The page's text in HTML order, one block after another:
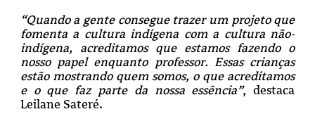
“Quando a gente consegue trazer um projeto que
fomenta a cultura indígena com a cultura não-
indígena, acreditamos que estamos fazendo o
nosso papel enquanto professor. Essas crianças
estão mostrando quem somos, o que acreditamos
e o que faz parte da nossa essência”, destaca
Leilane Sateré.